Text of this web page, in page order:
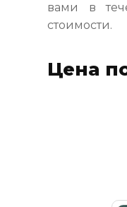
вами в
стоимости.
Цена